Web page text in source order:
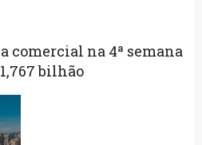
comercial na 4ª semana
bilhão